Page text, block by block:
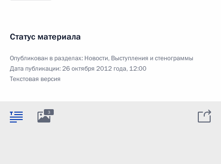
Статус материала
Опубликован в разделах: Новости, Выступления и стенограммы
Дата публикации:26 октября 2012 года, 12:00
Текстовая версия
3